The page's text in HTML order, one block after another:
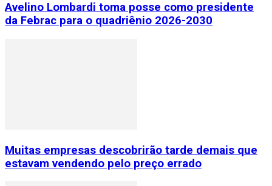
Avelino Lombardi toma posse como presidente
da Febrac para o quadriênio 2026-2030
Muitas empresas descobrirão tarde demais que
estavam vendendo pelo preço errado